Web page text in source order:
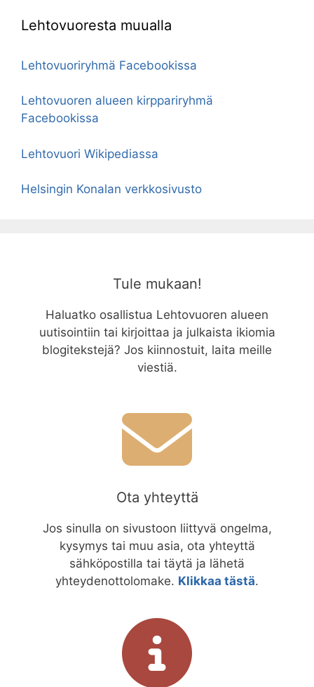
Lehtovuoresta muualla
Lehtovuoriryhmä Facebookissa
Lehtovuoren alueen kirppariryhmä
Facebookissa
Lehtovuori Wikipediassa
Helsingin Konalan verkkosivusto
Tule mukaan!
Haluatko osallistua Lehtovuoren alueen
uutisointiin tai kirjoittaa ja julkaista ikiomia
blogitekstejä? Jos kiinnostuit, laita meille
viestiä.
Ota yhteyttä
Jos sinulla on sivustoon liittyvä ongelma,
kysymys tai muu asia, ota yhteyttä
sähköpostilla tai täytä ja lähetä
yhteydenottolomake. Klikkaa tästä.